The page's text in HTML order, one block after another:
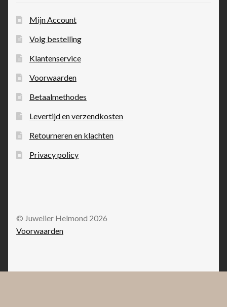
Mijn Account
Volg bestelling
Klantenservice
Voorwaarden
Betaalmethodes
Levertijd en verzendkosten
Retourneren en klachten
Privacy policy
© Juwelier Helmond 2026
Voorwaarden